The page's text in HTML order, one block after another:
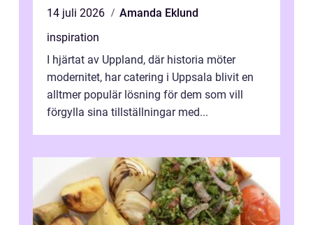
14 juli 2026
Amanda Eklund
inspiration
I hjärtat av Uppland, där historia möter
modernitet, har catering i Uppsala blivit en
alltmer populär lösning för dem som vill
förgylla sina tillställningar med...